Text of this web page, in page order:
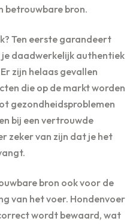
betrouwbare bron.
Ten eerste garandeert
daadwerkelijk authentiek
zijn helaas gevallen
die op de markt worden
gezondheidsproblemen
bij een vertrouwde
zeker van zijn dat je het
bron ook voor de
van het voer. Hondenvoer
wordt bewaard, wat